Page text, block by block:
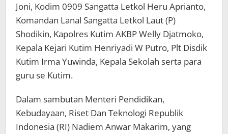
Joni, Kodim 0909 Sangatta Letkol Heru Aprianto,
Komandan Lanal Sangatta Letkol Laut (P)
Shodikin, Kapolres Kutim AKBP Welly Djatmoko,
Kepala Kejari Kutim Henriyadi W Putro, Plt Disdik
Kutim Irma Yuwinda, Kepala Sekolah serta para
guru se Kutim.
Dalam sambutan Menteri Pendidikan,
Kebudayaan, Riset Dan Teknologi Republik
Indonesia (RI) Nadiem Anwar Makarim, yang